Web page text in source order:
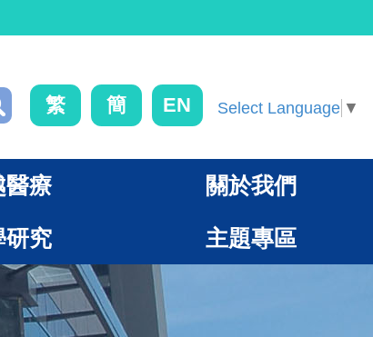
繁 簡 EN Select Language ▼
醫療 關於我們
研究 主題專區